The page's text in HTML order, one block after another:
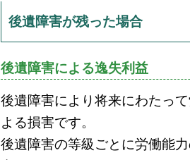
後遺障害が残った場合
後遺障害による逸失利益
後遺障害により将来にわたっ
よる損害です。
後遺障害の等級ごとに労働能